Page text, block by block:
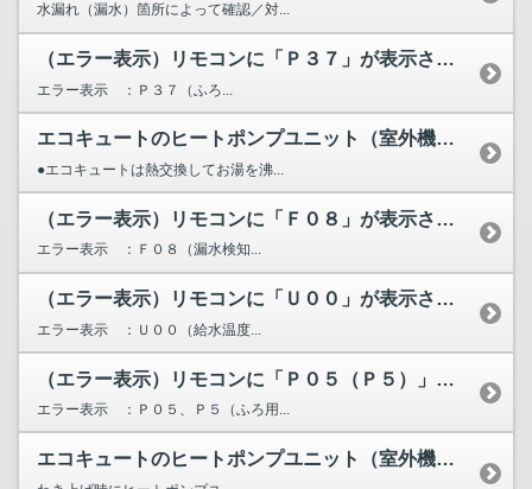
水漏れ（漏水）箇所によって確認／対...
（エラー表示）リモコンに「Ｐ３７」が表示されています。
エラー表示 ：Ｐ３７（ふろ...
エコキュートのヒートポンプユニット（室外機）から水が漏れる...
●エコキュートは熱交換してお湯を沸...
（エラー表示）リモコンに「Ｆ０８」が表示されています。
エラー表示 ：Ｆ０８（漏水検知...
（エラー表示）リモコンに「Ｕ００」が表示されています。
エラー表示 ：Ｕ００（給水温度...
（エラー表示）リモコンに「Ｐ０５（Ｐ５）」が表示されています。
エラー表示 ：Ｐ０５、Ｐ５（ふろ用...
エコキュートのヒートポンプユニット（室外機）から、こんなと...